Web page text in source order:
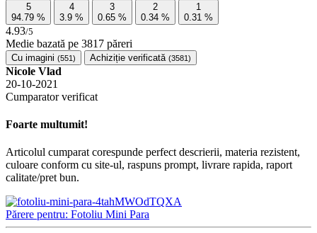
5
94.79 %
4
3.9 %
3
0.65 %
2
0.34 %
1
0.31 %
4.93/5
Medie bazată pe 3817 păreri
Cu imagini (551) Achiziție verificată (3581)
Nicole Vlad
20-10-2021
Cumparator verificat
Foarte multumit!
Articolul cumparat corespunde perfect descrierii, materia rezistent,
culoare conform cu site-ul, raspuns prompt, livrare rapida, raport
calitate/pret bun.
Părere pentru: Fotoliu Mini Para